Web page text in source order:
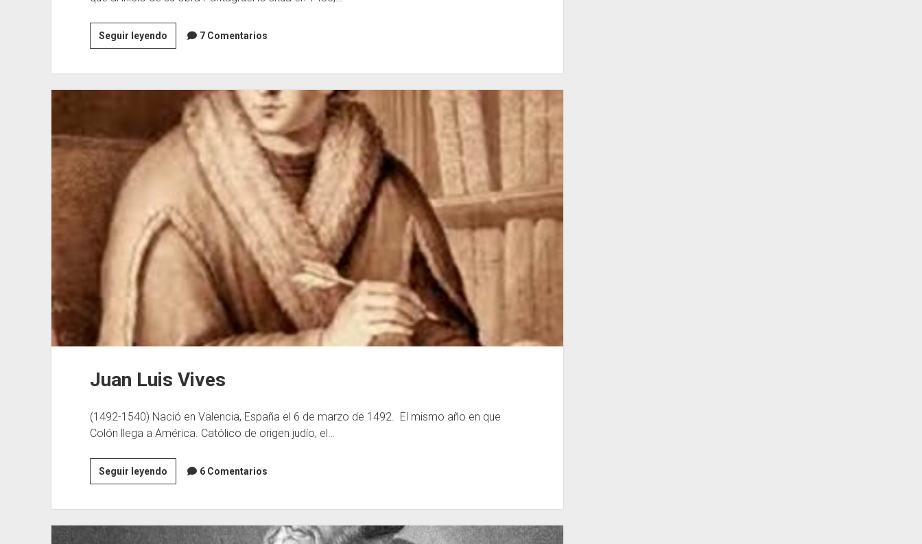
Seguir leyendoFrancois
Rabelais
7 Comentarios
Juan Luis Vives
(1492-1540) Nació en Valencia, España el 6 de marzo de 1492. El mismo año en que
Colón llega a América. Católico de origen judío, el…
Seguir leyendoJuan
Luis
6 Comentarios